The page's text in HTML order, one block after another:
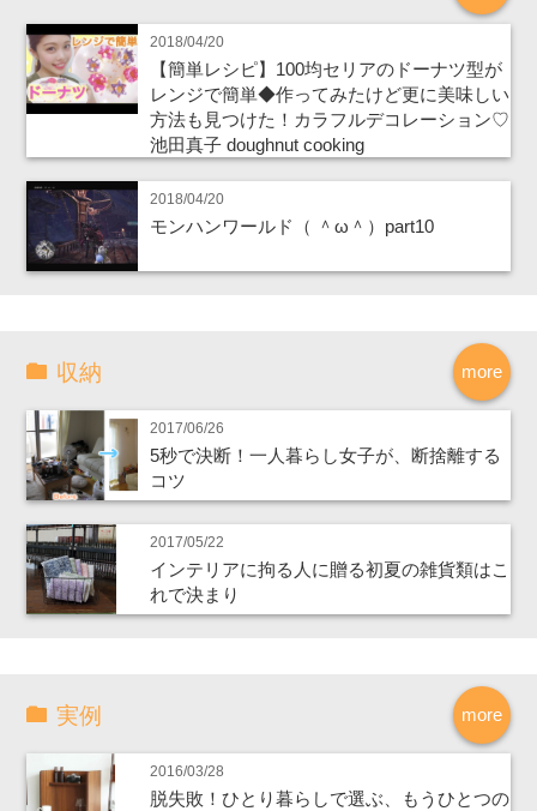
2018/04/20
【簡単レシピ】100均セリアのドーナツ型が
レンジで簡単◆作ってみたけど更に美味しい
方法も見つけた！カラフルデコレーション♡
池田真子 doughnut cooking
2018/04/20
モンハンワールド（ ＾ω＾）part10
more
収納
2017/06/26
5秒で決断！一人暮らし女子が、断捨離する
コツ
2017/05/22
インテリアに拘る人に贈る初夏の雑貨類はこ
れで決まり
more
実例
2016/03/28
脱失敗！ひとり暮らしで選ぶ、もうひとつの